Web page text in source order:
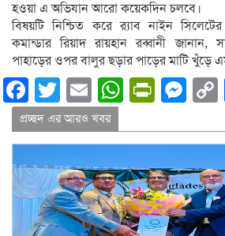
হওয়া এ অভিযান আরো কয়েকদিন চলবে।
বিষয়টি নিশ্চিত করে র‌্যাব নাইন
কমান্ডার রিয়াদ রায়হান রব্বানী জানান,
পাহাড়ের ওপর বালুর ছড়ার পাড়ের মাটি খুঁড়ে
Facebook
Twitter
Email
প্রচ্ছদ এর আরও খবর